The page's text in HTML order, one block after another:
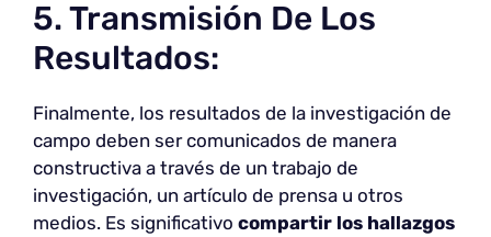
5. Transmisión De Los
Resultados:
Finalmente, los resultados de la investigación de
campo deben ser comunicados de manera
constructiva a través de un trabajo de
investigación, un artículo de prensa u otros
medios. Es significativo compartir los hallazgos